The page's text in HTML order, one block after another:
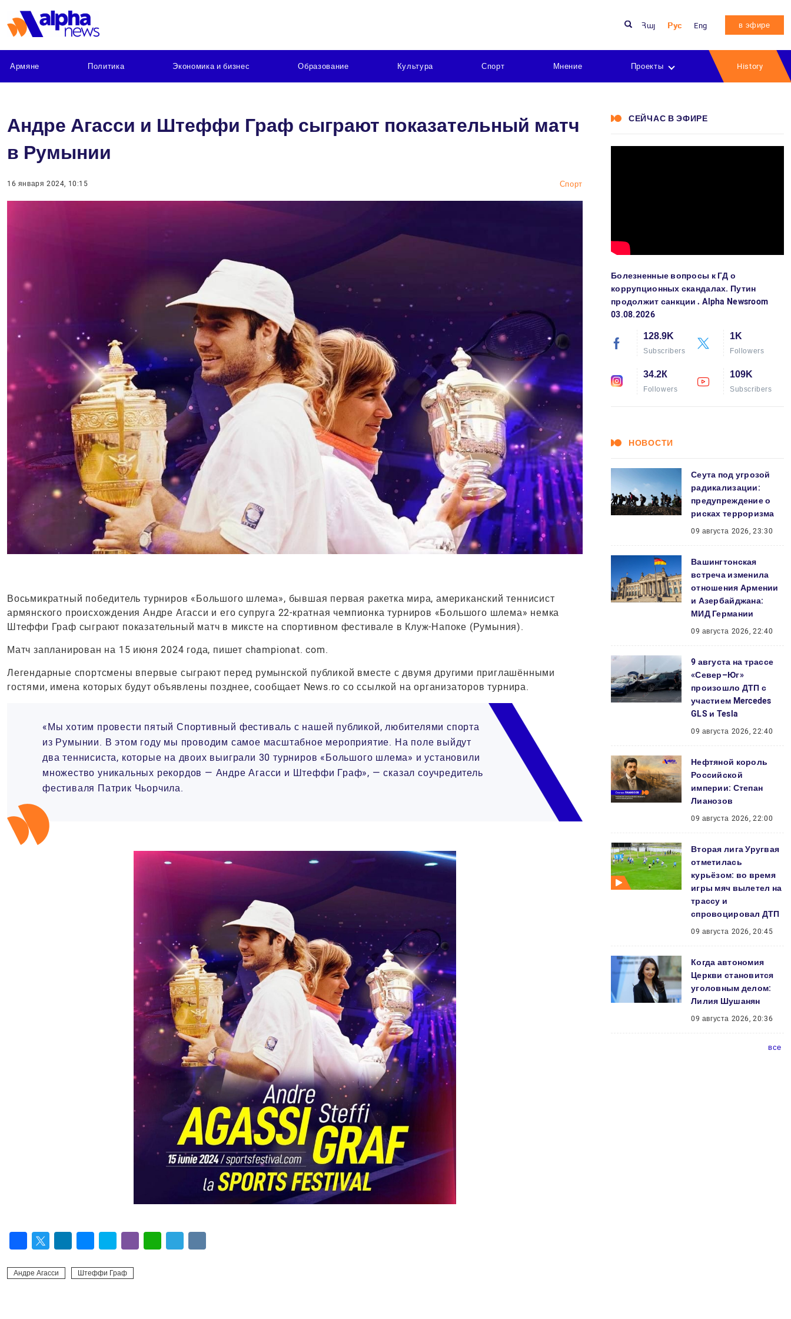
Հայ Рус Eng в эфире
Армяне Политика Экономика и бизнес Образование Культура Спорт Мнение Проекты History
Андре Агасси и Штеффи Граф сыграют показательный матч
в Румынии
16 января 2024, 10:15 Спорт
Восьмикратный победитель турниров «Большого шлема», бывшая первая ракетка мира, американский теннисист
армянского происхождения Андре Агасси и его супруга 22-кратная чемпионка турниров «Большого шлема» немка
Штеффи Граф сыграют показательный матч в миксте на спортивном фестивале в Клуж-Напоке (Румыния).
Матч запланирован на 15 июня 2024 года, пишет championat. com.
Легендарные спортсмены впервые сыграют перед румынской публикой вместе с двумя другими приглашёнными
гостями, имена которых будут объявлены позднее, сообщает News.ro со ссылкой на организаторов турнира.
«Мы хотим провести пятый Спортивный фестиваль с нашей публикой, любителями спорта
из Румынии. В этом году мы проводим самое масштабное мероприятие. На поле выйдут
два теннисиста, которые на двоих выиграли 30 турниров «Большого шлема» и установили
множество уникальных рекордов — Андре Агасси и Штеффи Граф», — сказал соучредитель
фестиваля Патрик Чьорчила.
Андре Агасси Штеффи Граф
СЕЙЧАС В ЭФИРЕ
Болезненные вопросы к ГД о
коррупционных скандалах. Путин
продолжит санкции․ Alpha Newsroom
03.08.2026
128.9K
Subscribers
1K
Followers
34.2К
Followers
109K
Subscribers
НОВОСТИ
Сеута под угрозой
радикализации:
предупреждение о
рисках терроризма
09 августа 2026, 23:30
Вашингтонская
встреча изменила
отношения Армении
и Азербайджана:
МИД Германии
09 августа 2026, 22:40
9 августа на трассе
«Север–Юг»
произошло ДТП с
участием Mercedes
GLS и Tesla
09 августа 2026, 22:40
Нефтяной король
Российской
империи: Степан
Лианозов
09 августа 2026, 22:00
Вторая лига Уругвая
отметилась
курьёзом: во время
игры мяч вылетел на
трассу и
спровоцировал ДТП
09 августа 2026, 20:45
Когда автономия
Церкви становится
уголовным делом:
Лилия Шушанян
09 августа 2026, 20:36
все